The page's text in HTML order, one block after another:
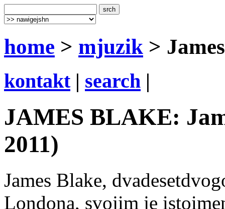
home > mjuzik >
kontakt| search |
JAMES BLAKE:
2011)
James Blake,
Londona, svojim je